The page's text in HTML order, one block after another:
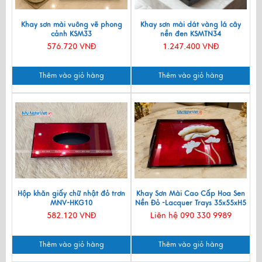
Khay sơn mài vuông vẽ phong
cảnh KSM33
576.720 VNĐ
Thêm vào giỏ hàng
Khay sơn mài dát vàng lá cây
nền đen KSMTN34
1.247.400 VNĐ
Thêm vào giỏ hàng
Hộp khăn giấy chữ nhật đỏ trơn
MNV-HKG10
582.120 VNĐ
Thêm vào giỏ hàng
Khay Sơn Mài Cao Cấp Hoa Sen
Nền Đỏ -Lacquer Trays 35x55xH5
SMTN3555
Liên hệ 090 330 9989
Thêm vào giỏ hàng